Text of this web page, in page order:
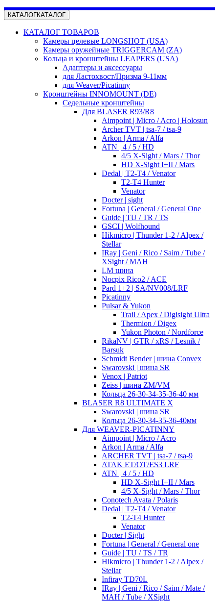
КАТАЛОГКАТАЛОГ
КАТАЛОГ ТОВАРОВ
Камеры целевые LONGSHOT (USA)
Камеры оружейные TRIGGERCAM (ZA)
Кольца и кронштейны LEAPERS (USA)
Адаптеры и аксессуары
для Ластохвост/Призма 9-11мм
для Weaver/Picatinny
Кронштейны INNOMOUNT (DE)
Седельные кронштейны
Для BLASER R93/R8
Aimpoint | Micro / Acro | Holosun
Archer TVT | tsa-7 / tsa-9
Arkon | Arma / Alfa
ATN | 4 / 5 / HD
4/5 X-Sight / Mars / Thor
HD X-Sight I+II / Mars
Dedal | T2-T4 / Venator
T2-T4 Hunter
Venator
Docter | sight
Fortuna | General / General One
Guide | TU / TR / TS
GSCI | Wolfhound
Hikmicro | Thunder 1-2 / Alpex /
Stellar
IRay | Geni / Rico / Saim / Tube /
XSight / MAH
LM шина
Nocpix Rico2 / ACE
Pard 1+2 | SA/NV008/LRF
Picatinny
Pulsar & Yukon
Trail / Apex / Digisight Ultra
Thermion / Digex
Yukon Photon / Nordforce
RikaNV | GTR / xRS / Lesnik /
Barsuk
Schmidt Bender | шина Convex
Swarovski | шина SR
Venox | Patriot
Zeiss | шина ZM/VM
Кольца 26-30-34-35-36-40 мм
BLASER R8 ULTIMATE X
Swarovski | шина SR
Кольца 26-30-34-35-36-40мм
Для WEAVER-PICATINNY
Aimpoint | Micro / Acro
Arkon | Arma / Alfa
ARCHER TVT | tsa-7 / tsa-9
ATAK ET/OT/ES3 LRF
ATN | 4 / 5 / HD
HD X-Sight I+II / Mars
4/5 X-Sight / Mars / Thor
Conotech Avata / Polaris
Dedal | T2-T4 / Venator
T2-T4 Hunter
Venator
Docter | Sight
Fortuna | General / General one
Guide | TU / TS / TR
Hikmicro | Thunder 1-2 / Alpex /
Stellar
Infiray TD70L
IRay | Geni / Rico / Saim / Mate /
MAH / Tube / XSight